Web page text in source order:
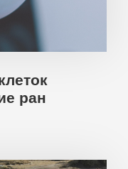
ран